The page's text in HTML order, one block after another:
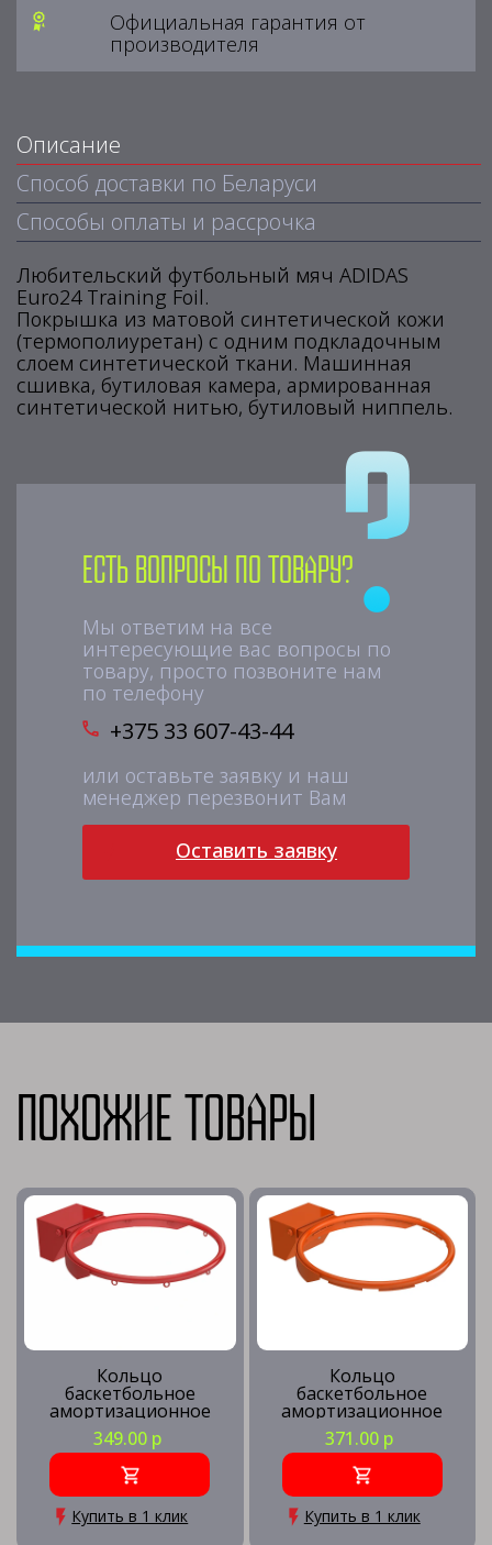
Официальная гарантия от
производителя
Описание
Способ доставки по Беларуси
Способы оплаты и рассрочка
Любительский футбольный мяч ADIDAS
Euro24 Training Foil.
Покрышка из матовой синтетической кожи
(термополиуретан) с одним подкладочным
слоем синтетической ткани. Машинная
сшивка, бутиловая камера, армированная
синтетической нитью, бутиловый ниппель.
Есть вопросы по товару?
Мы ответим на все
интересующие вас вопросы по
товару, просто позвоните нам
по телефону
+375 33 607-43-44
или оставьте заявку и наш
менеджер перезвонит Вам
Оставить заявку
Похожие товары
Кольцо
баскетбольное
амортизационное
массовое
349.00 р
Купить в 1 клик
Кольцо
баскетбольное
амортизационное
игровое
371.00 р
Купить в 1 клик